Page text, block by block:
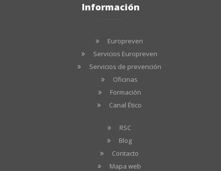
Información
Europreven
Servicios Europreven
Servicios de prevención
Oficinas
Formación
Canal Ético
RSC
Blog
Contacto
Mapa web